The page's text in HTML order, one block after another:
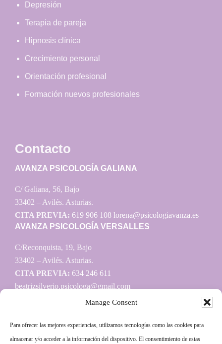
Manage Consent
Para ofrecer las mejores experiencias, utilizamos tecnologías como las cookies para
almacenar y/o acceder a la información del dispositivo. El consentimiento de estas
Depresión
Terapia de pareja
Hipnosis clínica
Crecimiento personal
Orientación profesional
Formación nuevos profesionales
Contacto
AVANZA PSICOLOGÍA GALIANA
C/ Galiana, 56, Bajo
33402 – Avilés. Asturias.
CITA PREVIA: 619 906 108 lorena@psicologiavanza.es
AVANZA PSICOLOGÍA VERSALLES
C/Reconquista, 19, Bajo
33402 – Avilés. Asturias.
CITA PREVIA: 634 246 611
beatrizsilverio.psicologa@gmail.com
Información